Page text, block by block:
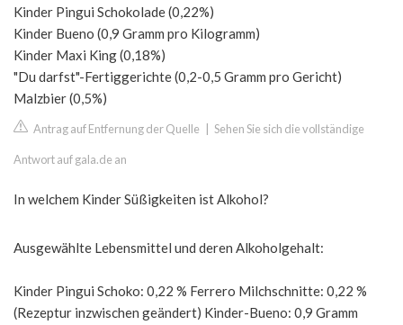
Kinder Pingui Schokolade (0,22%)
Kinder Bueno (0,9 Gramm pro Kilogramm)
Kinder Maxi King (0,18%)
"Du darfst"-Fertiggerichte (0,2-0,5 Gramm pro Gericht)
Malzbier (0,5%)
Antrag auf Entfernung der Quelle Sehen Sie sich die vollständige
Antwort auf gala.de an
In welchem Kinder Süßigkeiten ist Alkohol?
Ausgewählte Lebensmittel und deren Alkoholgehalt:
Kinder Pingui Schoko: 0,22 % Ferrero Milchschnitte: 0,22 %
(Rezeptur inzwischen geändert) Kinder-Bueno: 0,9 Gramm